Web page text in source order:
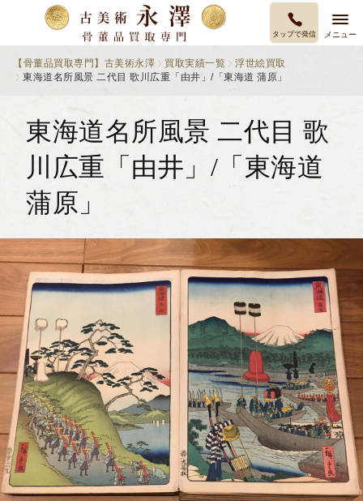
タップで発信 メニュー
【骨董品買取専門】古美術永澤 買取実績一覧
浮世絵買取
東海道名所風景 二代目 歌川広重「由井」/「東海道 蒲原」
東海道名所風景 二代目 歌
川広重「由井」/「東海道
蒲原」